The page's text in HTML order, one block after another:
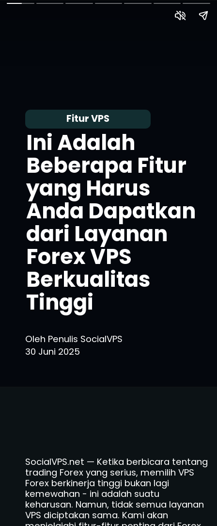
Ini Adalah
Beberapa Fitur
yang Harus
Anda Dapatkan
dari Layanan
Forex VPS
Berkualitas
Tinggi
Fitur VPS
Oleh Penulis SocialVPS
30 Juni 2025
SocialVPS.net — Ketika berbicara tentang
trading Forex yang serius, memilih VPS
Forex berkinerja tinggi bukan lagi
kemewahan - ini adalah suatu
keharusan. Namun, tidak semua layanan
VPS diciptakan sama. Kami akan